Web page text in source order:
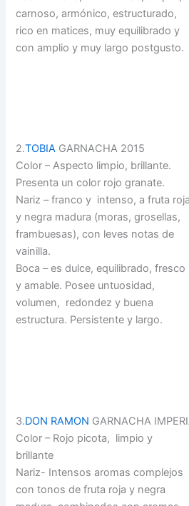
carnoso, armónico, estructurado,
rico en matices, muy equilibrado y
con amplio y muy largo postgusto.
2.TOBIA GARNACHA 2015
Color – Aspecto limpio, brillante.
Presenta un color rojo granate.
Nariz – franco y intenso, a fruta roja
y negra madura (moras, grosellas,
frambuesas), con leves notas de
vainilla.
Boca – es dulce, equilibrado, fresco
y amable. Posee untuosidad,
volumen, redondez y buena
estructura. Persistente y largo.
3.DON RAMON GARNACHA
Color – Rojo picota, limpio y
brillante
Nariz- Intensos aromas complejos
con tonos de fruta roja y negra